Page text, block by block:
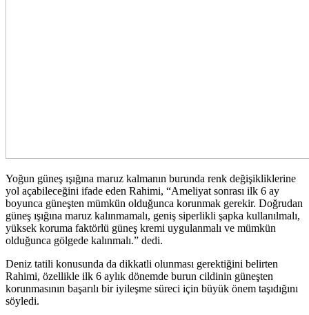
Yoğun güneş ışığına maruz kalmanın burunda renk değişikliklerine
yol açabileceğini ifade eden Rahimi, “Ameliyat sonrası ilk 6 ay
boyunca güneşten mümkün olduğunca korunmak gerekir. Doğrudan
güneş ışığına maruz kalınmamalı, geniş siperlikli şapka kullanılmalı,
yüksek koruma faktörlü güneş kremi uygulanmalı ve mümkün
olduğunca gölgede kalınmalı.” dedi.
Deniz tatili konusunda da dikkatli olunması gerektiğini belirten
Rahimi, özellikle ilk 6 aylık dönemde burun cildinin güneşten
korunmasının başarılı bir iyileşme süreci için büyük önem taşıdığını
söyledi.